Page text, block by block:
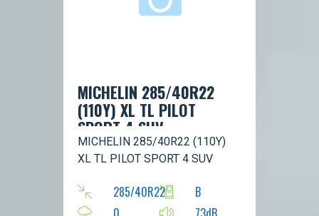
MICHELIN 285/40R22
(110Y) XL TL PILOT
SPORT 4 SUV
MICHELIN 285/40R22 (110Y)
XL TL PILOT SPORT 4 SUV
285/40R22
B